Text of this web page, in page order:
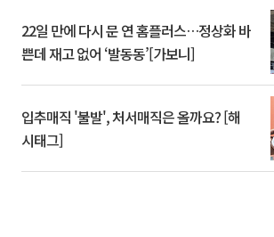
22일 만에 다시 문 연 홈플러스…정상화 바
쁜데 재고 없어 ‘발동동’[가보니]
입추매직 '불발', 처서매직은 올까요? [해
시태그]